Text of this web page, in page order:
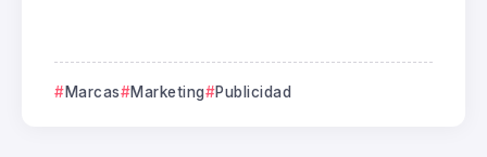
Marcas Marketing Publicidad